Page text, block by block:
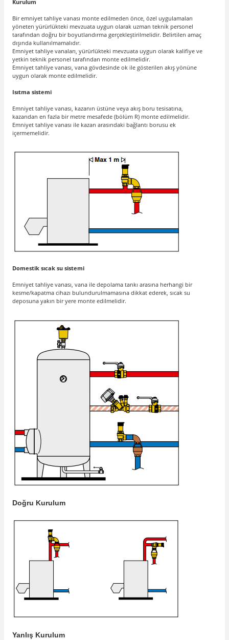
Kurulum
Bir emniyet tahliye vanası monte edilmeden önce, özel uygulamaları
yöneten yürürlükteki mevzuata uygun olarak uzman teknik personel
tarafından doğru bir boyutlandırma gerçekleştirilmelidir. Belirtilen amaç
dışında kullanılmamalıdır.
Emniyet tahliye vanaları, yürürlükteki mevzuata uygun olarak kalifiye ve
yetkin teknik personel tarafından monte edilmelidir.
Emniyet tahliye vanası, vana gövdesinde ok ile gösterilen akış yönüne
uygun olarak monte edilmelidir.
Isıtma sistemi
Emniyet tahliye vanası, kazanın üstüne veya akış boru tesisatına,
kazandan en fazla bir metre mesafede (bölüm R) monte edilmelidir.
Emniyet tahliye vanası ile kazan arasındaki bağlantı borusu ek
içermemelidir.
Domestik sıcak su sistemi
Emniyet tahliye vanası, vana ile depolama tankı arasına herhangi bir
kesme/kapatma cihazı bulundurulmamasına dikkat ederek, sıcak su
deposuna yakın bir yere monte edilmelidir.
Doğru Kurulum
Yanlış Kurulum